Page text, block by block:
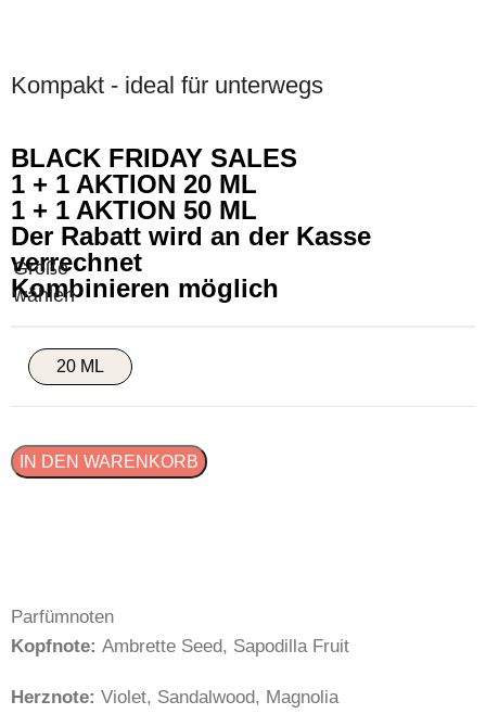
Kompakt - ideal für unterwegs
BLACK FRIDAY SALES
1 + 1 AKTION 20 ML
1 + 1 AKTION 50 ML
Der Rabatt wird an der Kasse
verrechnet
Kombinieren möglich
20 ML
IN DEN WARENKORB
Parfümnoten
Kopfnote: Ambrette Seed, Sapodilla Fruit
Herznote: Violet, Sandalwood, Magnolia